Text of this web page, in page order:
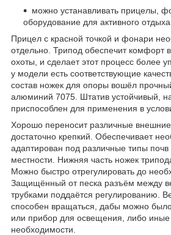
можно устанавливать прицелы,
оборудование для активного
Прицел с красной точкой и фонари
отдельно. Трипод обеспечит комфорт
охоты, и сделает этот процесс более
у модели есть соответствующие
состав ножек для опоры вошёл
алюминий 7075. Штатив устойчивый,
приспособлен для применения в
Хорошо переносит различные внешние
достаточно крепкий. Обеспечивает
адаптирован под различные типы
местности. Нижняя часть ножек
Можно быстро отрегулировать до
Защищённый от песка разъём между
трубками поддаётся регулированию.
способен вращаться, дабы можно
или прибор для освещения, либо иные
необходимости.